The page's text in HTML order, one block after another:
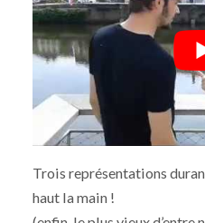
Trois représentations
haut la main !